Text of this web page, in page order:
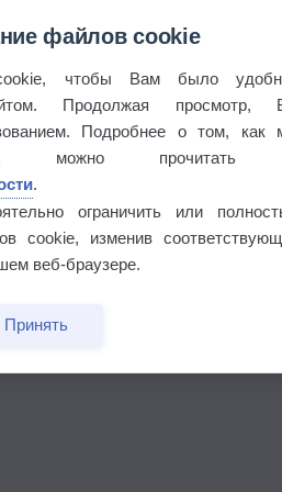
файлов cookie
чтобы Вам было
Продолжая просмотр,
Подробнее о том, как
можно прочитать
.
ограничить или
cookie, изменив
веб-браузере.
Принять